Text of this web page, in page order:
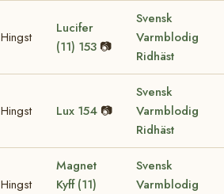
Hingst
Lucifer
(11) 153 📷
Svensk
Varmblodig
Ridhäst
Hingst Lux 154 📷
Svensk
Varmblodig
Ridhäst
Hingst
Magnet
Kyff (11)
Svensk
Varmblodig